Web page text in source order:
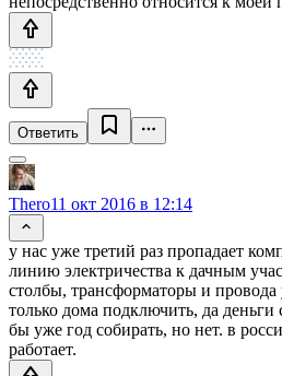
Ответить
Thero11 окт 2016 в 12:14
у нас уже третий раз пропадает
линию электричества к дачным
столбы, трансформаторы и провода
только дома подключить, да
бы уже год собирать, но нет. в
работает.